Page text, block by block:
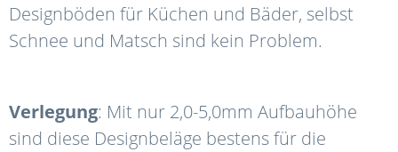
Designböden für Küchen und Bäder, selbst
Schnee und Matsch sind kein Problem.
Verlegung: Mit nur 2,0-5,0mm Aufbauhöhe
sind diese Designbeläge bestens für die